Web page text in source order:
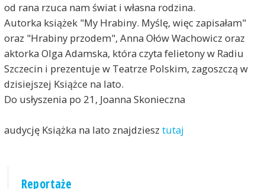
od rana rzuca nam świat i własna rodzina.
Autorka książek "My Hrabiny. Myślę, więc zapisałam"
oraz "Hrabiny przodem", Anna Ołów Wachowicz oraz
aktorka Olga Adamska, która czyta felietony w Radiu
Szczecin i prezentuje w Teatrze Polskim, zagoszczą w
dzisiejszej Książce na lato.
Do usłyszenia po 21, Joanna Skonieczna
audycję Książka na lato znajdziesz tutaj
Reportaże